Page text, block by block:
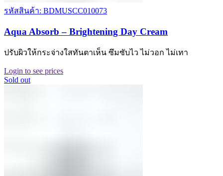
รหัสสินค้า: BDMUSCC010073
Aqua Absorb – Brightening Day Cream
ปรับผิวให้กระจ่างใสทันตาเห็น ซึมซับไว ไม่วอก ไม่เทา
Login to see prices
Sold out